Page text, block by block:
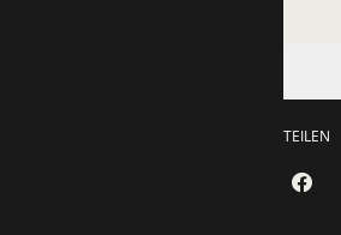
TEILEN